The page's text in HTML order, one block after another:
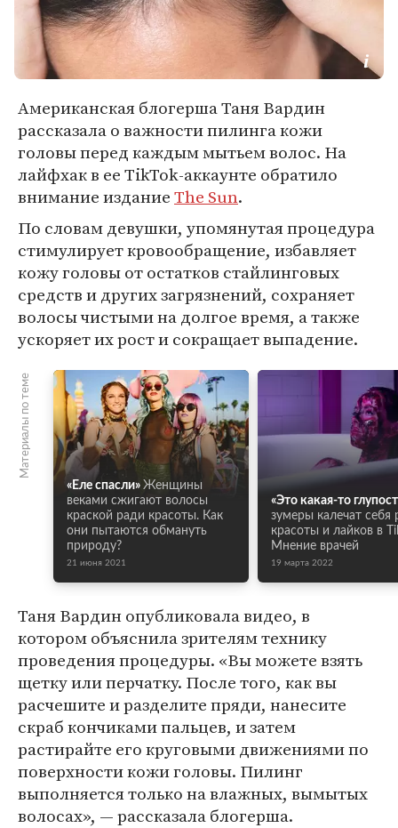
Американская блогерша Таня Вардин
рассказала о важности пилинга кожи
головы перед каждым мытьем волос. На
лайфхак в ее TikTok-аккаунте обратило
внимание изданиеThe Sun.
По словам девушки, упомянутая процедура
стимулирует кровообращение, избавляет
кожу головы от остатков стайлинговых
средств и других загрязнений, сохраняет
волосы чистыми на долгое время, а также
ускоряет их рост и сокращает выпадение.
Материалы по теме
«Еле спасли» Женщины
веками сжигают волосы
краской ради красоты. Как
они пытаются обмануть
природу?
21 июня 2021
«Это какая-то
зумеры калечат себя
красоты и лайков в
Мнение врачей
19 марта 2022
Таня Вардин опубликовала видео, в
котором объяснила зрителям технику
проведения процедуры. «Вы можете взять
щетку или перчатку. После того, как вы
расчешите и разделите пряди, нанесите
скраб кончиками пальцев, и затем
растирайте его круговыми движениями по
поверхности кожи головы. Пилинг
выполняется только на влажных, вымытых
волосах», — рассказала блогерша.